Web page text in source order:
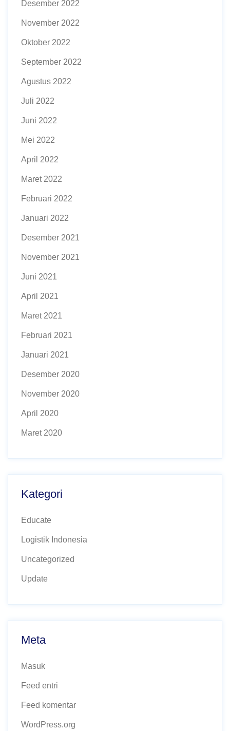
Desember 2022
November 2022
Oktober 2022
September 2022
Agustus 2022
Juli 2022
Juni 2022
Mei 2022
April 2022
Maret 2022
Februari 2022
Januari 2022
Desember 2021
November 2021
Juni 2021
April 2021
Maret 2021
Februari 2021
Januari 2021
Desember 2020
November 2020
April 2020
Maret 2020
Kategori
Educate
Logistik Indonesia
Uncategorized
Update
Meta
Masuk
Feed entri
Feed komentar
WordPress.org